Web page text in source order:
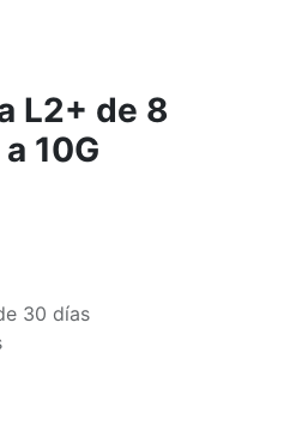
L2+ de 8
10G
30 días